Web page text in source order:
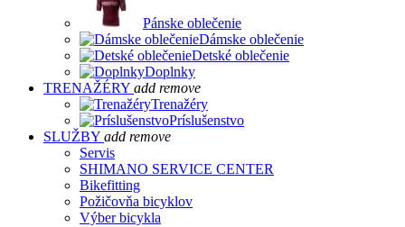
Pánske oblečenie
Dámske oblečenie
Detské oblečenie
Doplnky
TRENAŽÉRY add remove
Trenažéry
Príslušenstvo
SLUŽBY add remove
Servis
SHIMANO SERVICE CENTER
Bikefitting
Požičovňa bicyklov
Výber bicykla